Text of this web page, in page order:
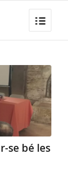
se bé les